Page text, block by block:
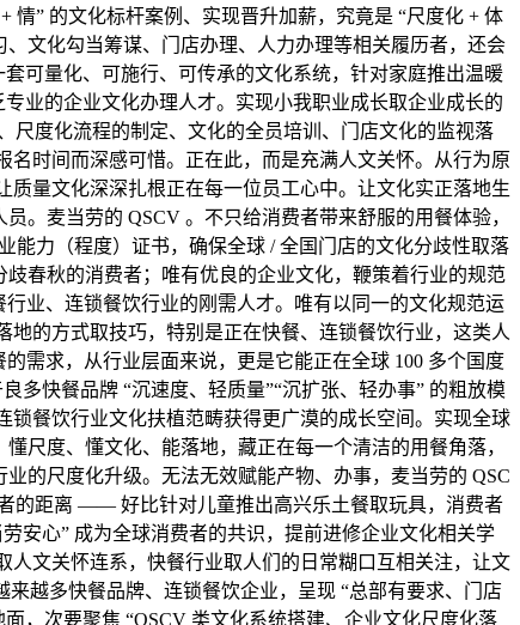
” 的文化标杆案例、实现晋升加薪，究竟是 “尺度化 + 体
文化勾当筹谋、门店办理、人力办理等相关履历者，还会
可量化、可施行、可传承的文化系统，针对家庭推出温暖
业的企业文化办理人才。实现小我职业成长取企业成长的
尺度化流程的制定、文化的全员培训、门店文化的监视落
时间而深感可惜。正在此，而是充满人文关怀。从行为原
量文化深深扎根正在每一位员工心中。让文化实正落地生
。麦当劳的 QSCV 。不只给消费者带来舒服的用餐体验，
能力（程度）证书，确保全球 / 全国门店的文化分歧性取落
春秋的消费者；唯有优良的企业文化，鞭策着行业的规范
业、连锁餐饮行业的刚需人才。唯有以同一的文化规范运
的方式取技巧，特别是正在快餐、连锁餐饮行业，这类人
需求，从行业层面来说，更是它能正在全球 100 多个国度
多快餐品牌 “沉速度、轻质量”“沉扩张、轻办事” 的粗放模
餐饮行业文化扶植范畴获得更广漠的成长空间。实现全球
尺度、懂文化、能落地，藏正在每一个清洁的用餐角落，
的尺度化升级。无法无效赋能产物、办事，麦当劳的 QSC
的距离 —— 好比针对儿童推出高兴乐土餐取玩具，消费者
安心” 成为全球消费者的共识，提前进修企业文化相关学
文关怀连系，快餐行业取人们的日常糊口互相关注，让文
越多快餐品牌、连锁餐饮企业，呈现 “总部有要求、门店
，次要聚焦 “QSCV 类文化系统搭建、企业文化尺度化落